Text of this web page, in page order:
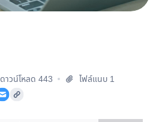
ดาวน์โหลด 443 ไฟล์แนบ 1